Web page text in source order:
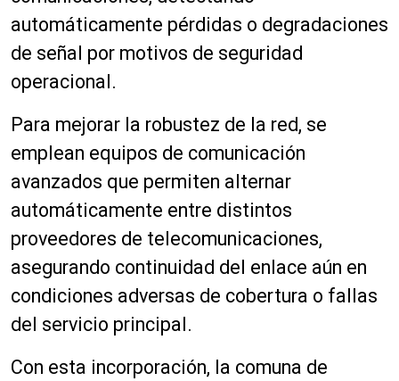
automáticamente pérdidas o degradaciones
de señal por motivos de seguridad
operacional.
Para mejorar la robustez de la red, se
emplean equipos de comunicación
avanzados que permiten alternar
automáticamente entre distintos
proveedores de telecomunicaciones,
asegurando continuidad del enlace aún en
condiciones adversas de cobertura o fallas
del servicio principal.
Con esta incorporación, la comuna de